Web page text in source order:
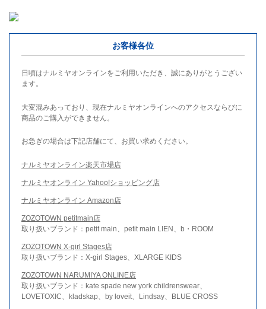
お客様各位
日頃はナルミヤオンラインをご利用いただき、誠にありがとうござい
ます。
大変混みあっており、現在ナルミヤオンラインへのアクセスならびに
商品のご購入ができません。
お急ぎの場合は下記店舗にて、お買い求めください。
ナルミヤオンライン楽天市場店
ナルミヤオンライン Yahoo!ショッピング店
ナルミヤオンライン Amazon店
ZOZOTOWN petitmain店
取り扱いブランド：petit main、petit main LIEN、b・ROOM
ZOZOTOWN X-girl Stages店
取り扱いブランド：X-girl Stages、XLARGE KIDS
ZOZOTOWN NARUMIYA ONLINE店
取り扱いブランド：kate spade new york childrenswear、
LOVETOXIC、kladskap、by loveit、Lindsay、BLUE CROSS